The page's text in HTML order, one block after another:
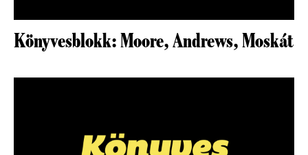
Könyvesblokk: Moore, Andrews, Moskát